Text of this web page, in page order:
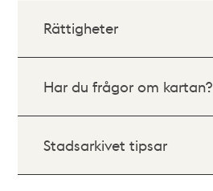
Rättigheter
Har du frågor om kartan?
Stadsarkivet tipsar